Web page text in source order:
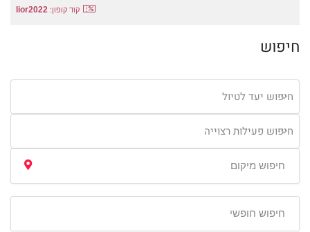
קוד קופון: lior2022
חיפוש
חיפוש יעד לטיול
חיפוש פעילות רצוייה